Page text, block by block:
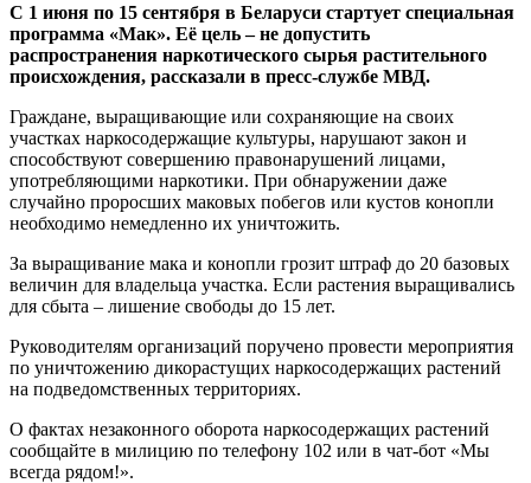
С 1 июня по 15 сентября в Беларуси стартует специальная
программа «Мак». Её цель – не допустить
распространения наркотического сырья растительного
происхождения, рассказали в пресс-службе МВД.
Граждане, выращивающие или сохраняющие на своих
участках наркосодержащие культуры, нарушают закон и
способствуют совершению правонарушений лицами,
употребляющими наркотики. При обнаружении даже
случайно проросших маковых побегов или кустов конопли
необходимо немедленно их уничтожить.
За выращивание мака и конопли грозит штраф до 20 базовых
величин для владельца участка. Если растения выращивались
для сбыта – лишение свободы до 15 лет.
Руководителям организаций поручено провести мероприятия
по уничтожению дикорастущих наркосодержащих растений
на подведомственных территориях.
О фактах незаконного оборота наркосодержащих растений
сообщайте в милицию по телефону 102 или в чат-бот «Мы
всегда рядом!».